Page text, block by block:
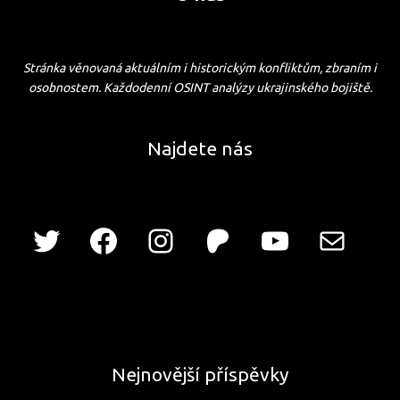
Stránka věnovaná aktuálním i historickým konfliktům, zbraním i
osobnostem. Každodenní OSINT analýzy ukrajinského bojiště.
Najdete nás
Nejnovější příspěvky